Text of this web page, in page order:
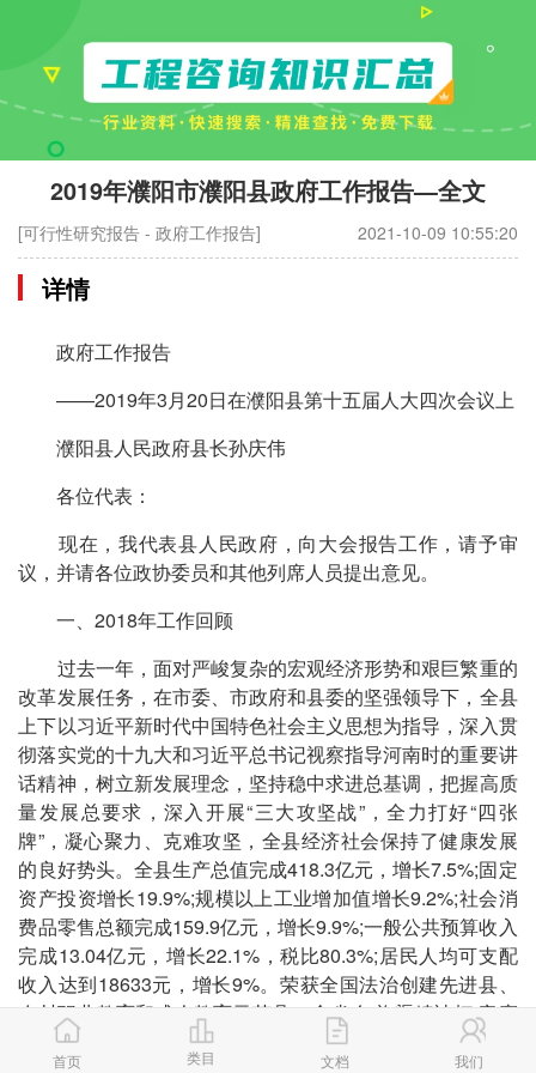
2019年濮阳市濮阳县政府工作报告—全文
[可行性研究报告 - 政府工作报告] 2021-10-09 10:55:20
详情
政府工作报告
——2019年3月20日在濮阳县第十五届人大四次会议上
濮阳县人民政府县长孙庆伟
各位代表：
现在，我代表县人民政府，向大会报告工作，请予审
议，并请各位政协委员和其他列席人员提出意见。
一、2018年工作回顾
过去一年，面对严峻复杂的宏观经济形势和艰巨繁重的
改革发展任务，在市委、市政府和县委的坚强领导下，全县
上下以习近平新时代中国特色社会主义思想为指导，深入贯
彻落实党的十九大和习近平总书记视察指导河南时的重要讲
话精神，树立新发展理念，坚持稳中求进总基调，把握高质
量发展总要求，深入开展“三大攻坚战”，全力打好“四张
牌”，凝心聚力、克难攻坚，全县经济社会保持了健康发展
的良好势头。全县生产总值完成418.3亿元，增长7.5%;固定
资产投资增长19.9%;规模以上工业增加值增长9.2%;社会消
费品零售总额完成159.9亿元，增长9.9%;一般公共预算收入
完成13.04亿元，增长22.1%，税比80.3%;居民人均可支配
收入达到18633元，增长9%。荣获全国法治创建先进县、
农村职业教育和成人教育示范县，全省“红旗渠精神杯”竞赛
活动先进县，全市高质量发展综合考评一等奖、开放招商工
首页 类目 文档 我们